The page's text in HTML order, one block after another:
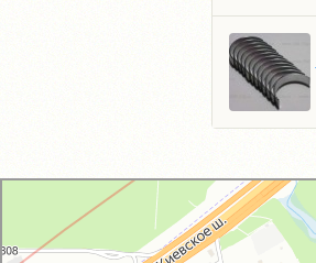
GM-City&VAG-Repair
Автосервис, автотехцентр в Москве
Магазин автозапчастей и автотоваров в Москве